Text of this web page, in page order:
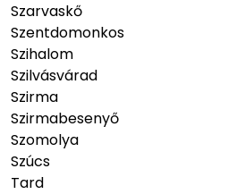
Szarvaskő
Szentdomonkos
Szihalom
Szilvásvárad
Szirma
Szirmabesenyő
Szomolya
Szúcs
Tard